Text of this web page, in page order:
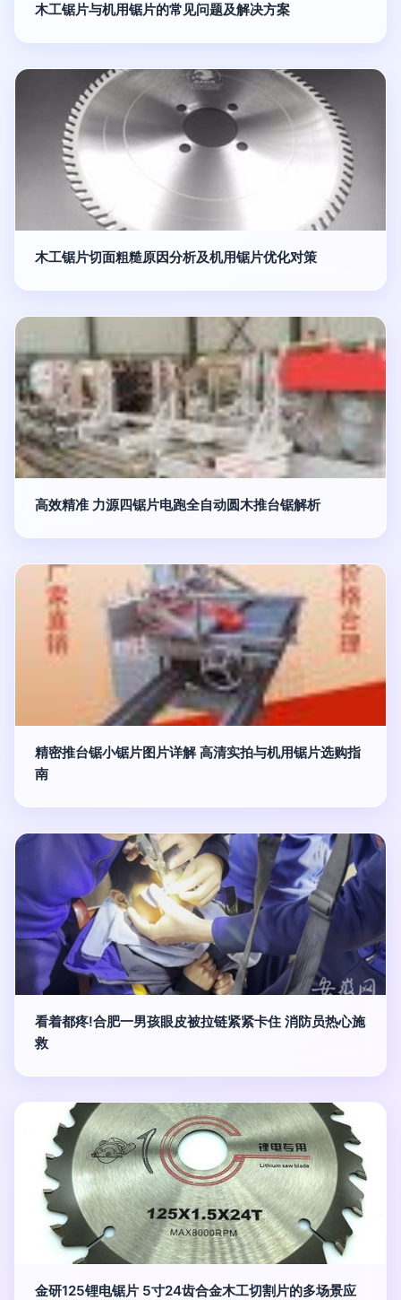
木工锯片与机用锯片的常见问题及解决方案
木工锯片切面粗糙原因分析及机用锯片优化对策
高效精准 力源四锯片电跑全自动圆木推台锯解析
精密推台锯小锯片图片详解 高清实拍与机用锯片选购指
南
看着都疼!合肥一男孩眼皮被拉链紧紧卡住 消防员热心施
救
金研125锂电锯片 5寸24齿合金木工切割片的多场景应